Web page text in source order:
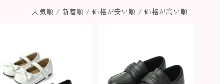
人気順 新着順 価格が安い順 価格が高い順